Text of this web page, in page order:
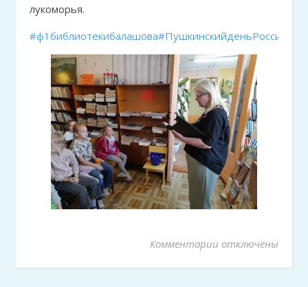
лукоморья.
#ф1библиотекибалашова#ПушкинскийденьРоссии
Комментарии к записи «Наш
отключены